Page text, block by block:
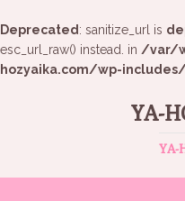
Deprecated : sanitize_url is
esc_url_raw() instead. in /var/
hozyaika.com/wp-
YA-
YA-